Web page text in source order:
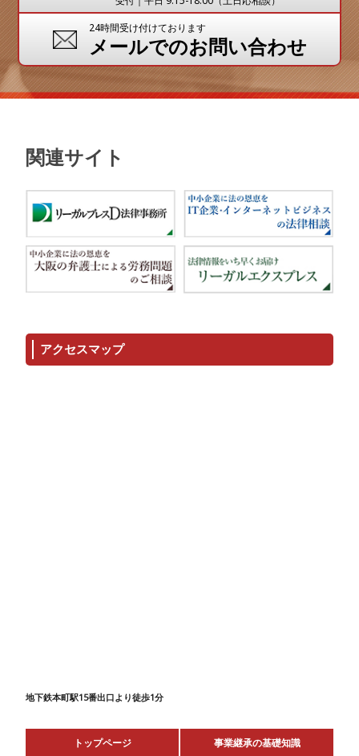
24時間受け付けております
メールでのお問い合わせ
関連サイト
アクセスマップ
地下鉄本町駅15番出口より徒歩1分
トップページ 事業継承の基礎知識